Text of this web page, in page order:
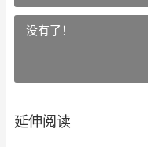
没有了！
延伸阅读